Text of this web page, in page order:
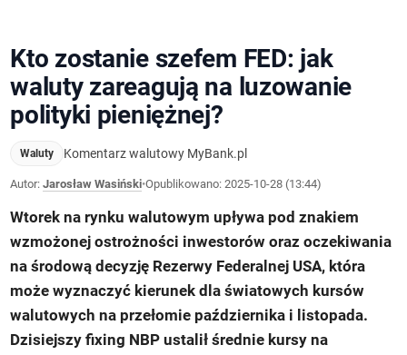
Kto zostanie szefem FED: jak
waluty zareagują na luzowanie
polityki pieniężnej?
Waluty Komentarz walutowy MyBank.pl
Autor:Jarosław Wasiński•Opublikowano:2025-10-28 (13:44)
Wtorek na rynku walutowym upływa pod znakiem
wzmożonej ostrożności inwestorów oraz oczekiwania
na środową decyzję Rezerwy Federalnej USA, która
może wyznaczyć kierunek dla światowych kursów
walutowych na przełomie października i listopada.
Dzisiejszy fixing NBP ustalił średnie kursy na